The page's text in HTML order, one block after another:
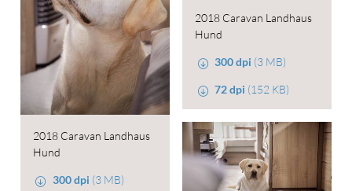
2018 Caravan Landhaus
Hund
300 dpi (3 MB)
2018 Caravan Landhaus
Hund
300 dpi (3 MB)
72 dpi (152 KB)